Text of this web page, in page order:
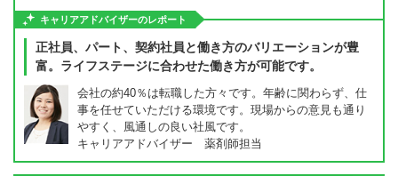
キャリアアドバイザーのレポート
正社員、パート、契約社員と働き方のバリエーションが豊
富。ライフステージに合わせた働き方が可能です。
会社の約40％は転職した方々です。年齢に関わらず、仕
事を任せていただける環境です。現場からの意見も通り
やすく、風通しの良い社風です。
キャリアアドバイザー 薬剤師担当